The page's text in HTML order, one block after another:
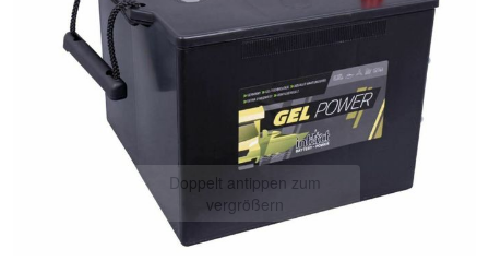
Doppelt antippen zum
vergrößern